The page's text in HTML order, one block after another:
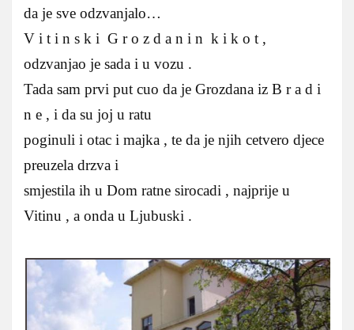
da je sve odzvanjalo…
V i t i n s k i G r o z d a n i n k i k o t ,
odzvanjao je sada i u vozu .
Tada sam prvi put cuo da je Grozdana iz B r a d i
n e , i da su joj u ratu
poginuli i otac i majka , te da je njih cetvero djece
preuzela drzva i
smjestila ih u Dom ratne sirocadi , najprije u
Vitinu , a onda u Ljubuski .